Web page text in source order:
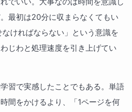
最初は20分に収まらなくてもい
ければならない」という意識を
じわと処理速度を引き上げてい
習で実感したことでもある。単語
間をかけるより、「1ページを何